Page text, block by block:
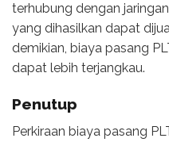
terhubung dengan
yang dihasilkan dapat
demikian, biaya pasang
dapat lebih terjangkau.
Penutup
Perkiraan biaya pasang